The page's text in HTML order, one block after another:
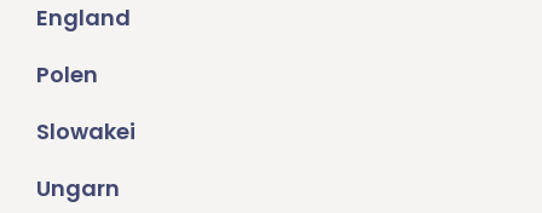
England
Polen
Slowakei
Ungarn